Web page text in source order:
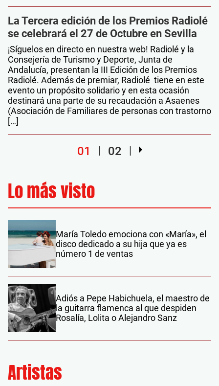
La Tercera edición de los Premios Radiolé
se celebrará el 27 de Octubre en Sevilla
¡Síguelos en directo en nuestra web! Radiolé y la
Consejería de Turismo y Deporte, Junta de
Andalucía, presentan la III Edición de los Premios
Radiolé. Además de premiar, Radiolé tiene en este
evento un propósito solidario y en esta ocasión
destinará una parte de su recaudación a Asaenes
(Asociación de Familiares de personas con trastorno
[…]
01 02
Lo más visto
María Toledo emociona con «María», el
disco dedicado a su hija que ya es
número 1 de ventas
Adiós a Pepe Habichuela, el maestro de
la guitarra flamenca al que despiden
Rosalía, Lolita o Alejandro Sanz
Artistas